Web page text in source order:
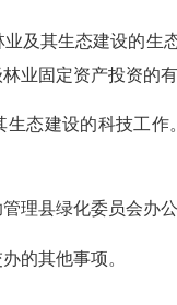
业及其生态建设的
业固定资产投资的
生态建设的科技工
管理县绿化委员会办
的其他事项。